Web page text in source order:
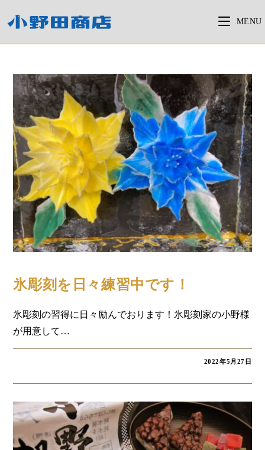
ン
MENU
氷彫刻を日々練習中です！
氷彫刻の習得に日々励んでおります！氷彫刻家の小野様
が用意して…
2022年5月27日